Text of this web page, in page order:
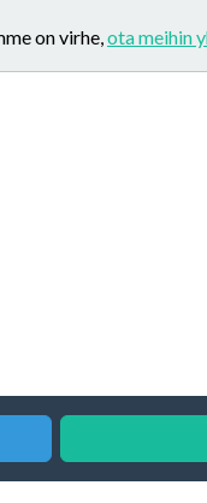
on virhe,ota meihin